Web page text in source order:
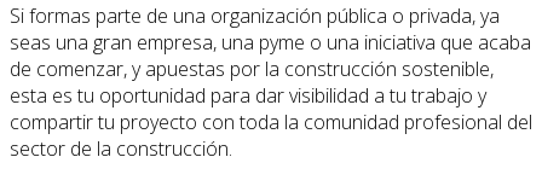
Si formas parte de una organización pública o privada, ya
seas una gran empresa, una pyme o una iniciativa que acaba
de comenzar, y apuestas por la construcción sostenible,
esta es tu oportunidad para dar visibilidad a tu trabajo y
compartir tu proyecto con toda la comunidad profesional del
sector de la construcción.